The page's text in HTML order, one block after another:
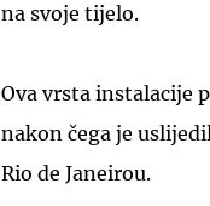
na svoje tijelo.
Ova vrsta instalacije
nakon čega je
Rio de Janeirou.